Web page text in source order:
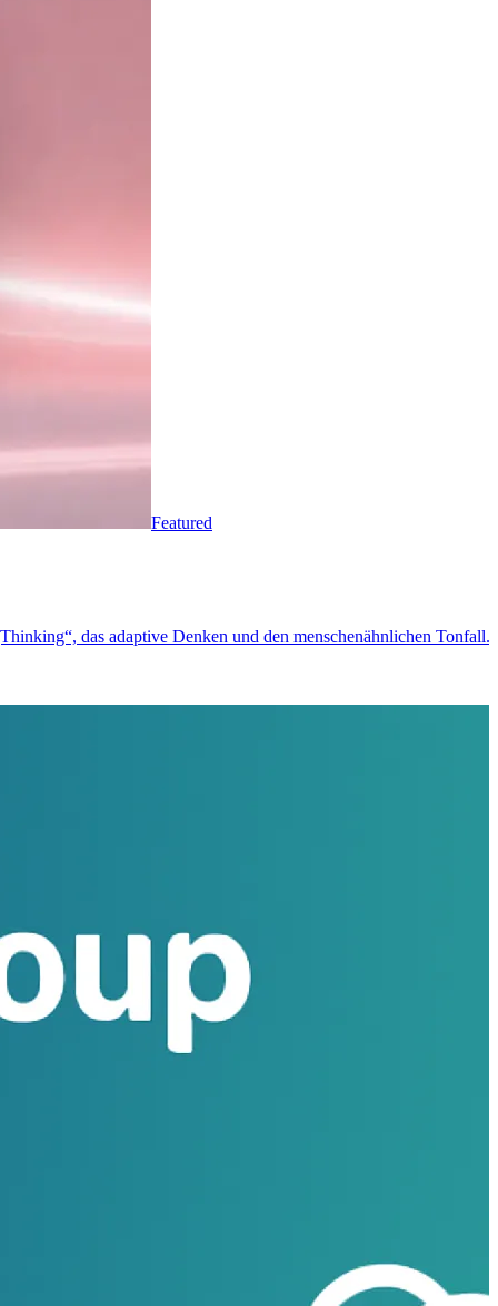
Featured
das adaptive Denken und den menschenähnlichen Tonfall.